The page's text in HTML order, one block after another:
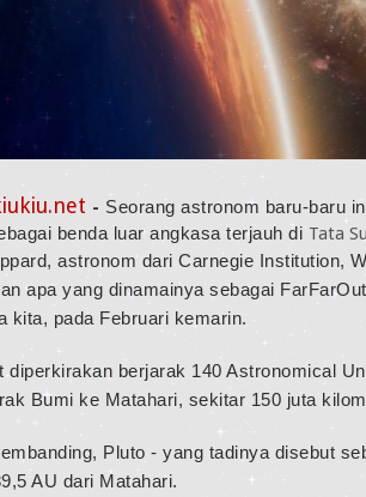
- Seorang astronom baru-baru
benda luar angkasa terjauh di Tata
astronom dari Carnegie Institution,
apa yang dinamainya sebagai
kita, pada Februari kemarin.
diperkirakan berjarak 140 Astronomical
Bumi ke Matahari, sekitar 150 juta
Pluto - yang tadinya disebut
AU dari Matahari.